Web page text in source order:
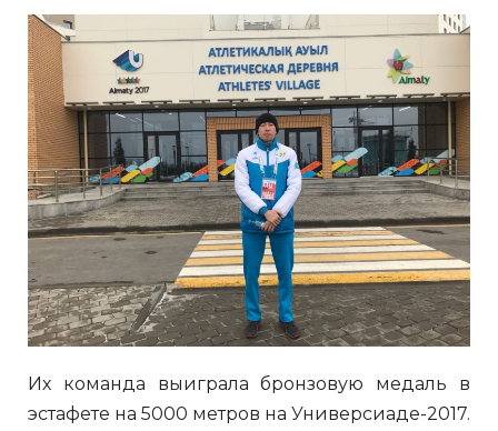
Их команда выиграла бронзовую медаль в
эстафете на 5000 метров на Универсиаде-2017.